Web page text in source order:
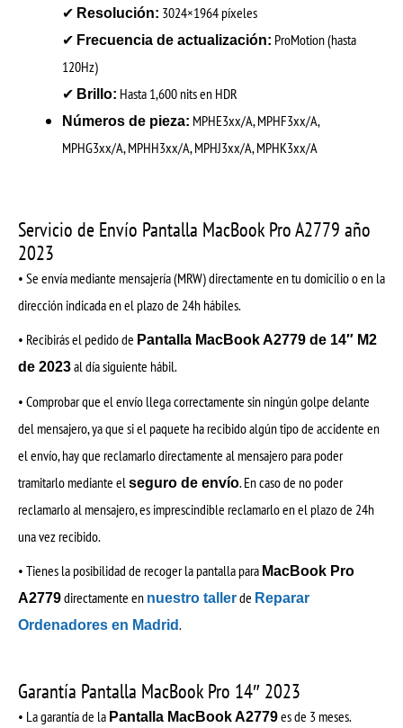
✔ Resolución: 3024×1964 píxeles
✔ Frecuencia de actualización: ProMotion (hasta
120Hz)
✔ Brillo: Hasta 1,600 nits en HDR
Números de pieza: MPHE3xx/A, MPHF3xx/A,
MPHG3xx/A, MPHH3xx/A, MPHJ3xx/A, MPHK3xx/A
Servicio de Envío Pantalla MacBook Pro A2779 año
2023
• Se envía mediante mensajería (MRW) directamente en tu domicilio o en la
dirección indicada en el plazo de 24h hábiles.
• Recibirás el pedido de Pantalla MacBook A2779 de 14″ M2
de 2023al día siguiente hábil.
• Comprobar que el envío llega correctamente sin ningún golpe delante
del mensajero, ya que si el paquete ha recibido algún tipo de accidente en
el envío, hay que reclamarlo directamente al mensajero para poder
tramitarlo mediante elseguro de envío. En caso de no poder
reclamarlo al mensajero, es imprescindible reclamarlo en el plazo de 24h
una vez recibido.
• Tienes la posibilidad de recoger la pantalla para MacBook Pro
A2779directamente en nuestro tallerde Reparar
Ordenadores en Madrid.
Garantía Pantalla MacBook Pro 14″ 2023
• La garantía de la Pantalla MacBook A2779es de 3 meses.